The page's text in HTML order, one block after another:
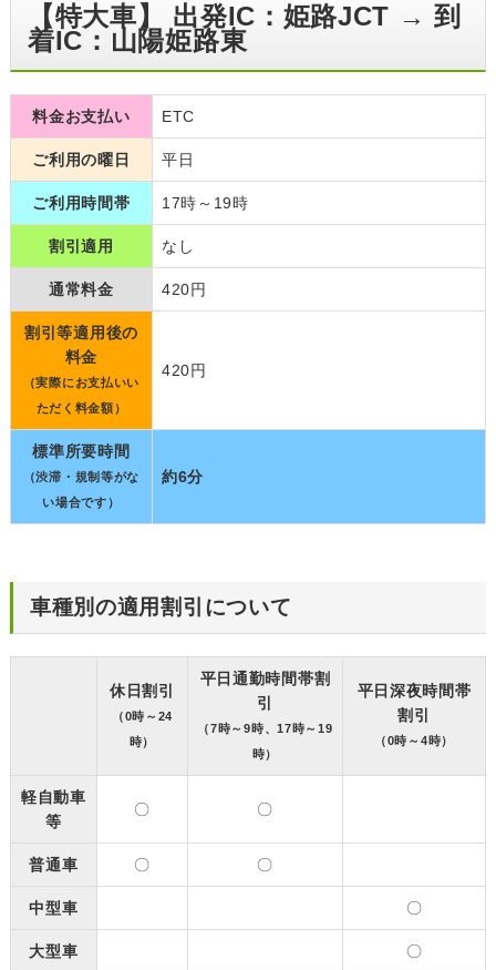
【特大車】 出発IC：姫路JCT → 到
着IC：山陽姫路東
料金お支払い ETC
ご利用の曜日 平日
ご利用時間帯 17時～19時
割引適用 なし
通常料金 420円
割引等適用後の
料金
（実際にお支払いい
ただく料金額）
420円
標準所要時間
（渋滞・規制等がな
い場合です）
約6分
車種別の適用割引について
休日割引
（0時～24
時）
平日通勤時間帯割
引
（7時～9時、17時～19
時）
平日深夜時間帯
割引
（0時～4時）
軽自動車
等
〇 〇
普通車 〇 〇
中型車 〇
大型車 〇